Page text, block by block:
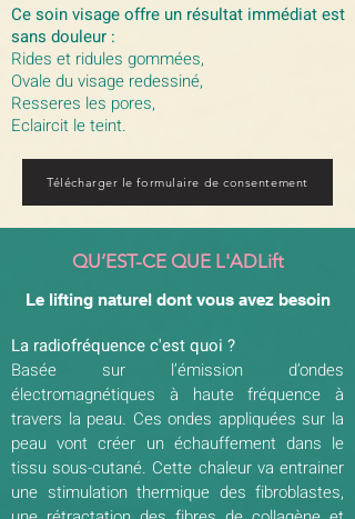
Ce soin visage offre un résultat immédiat est
sans douleur :
Rides et ridules gommées,
Ovale du visage redessiné,
Resseres les pores,
Eclaircit le teint.
Télécharger le formulaire de consentement
QU’EST-CE QUE L'ADLift
Le lifting naturel dont vous avez besoin
La radiofréquence c'est quoi ?
Basée sur l’émission d’ondes
électromagnétiques à haute fréquence à
travers la peau. Ces ondes appliquées sur la
peau vont créer un échauffement dans le
tissu sous-cutané. Cette chaleur va entrainer
une stimulation thermique des fibroblastes,